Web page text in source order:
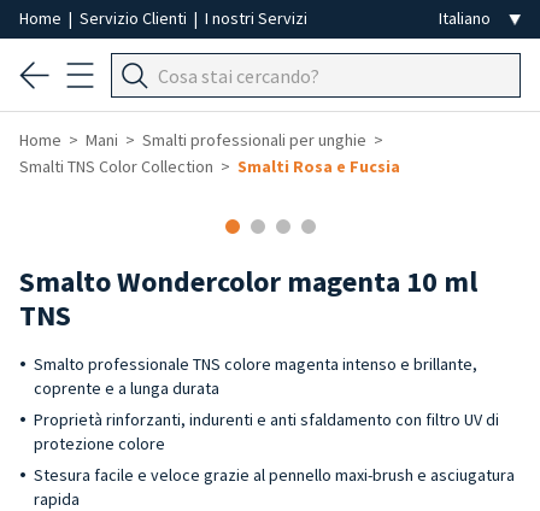
Home | Servizio Clienti | I nostri Servizi
Home Mani
Smalti professionali per unghie
Smalti TNS Color Collection
Smalti Rosa e Fucsia
Smalto Wondercolor magenta 10 ml
TNS
Smalto professionale TNS colore magenta intenso e brillante,
coprente e a lunga durata
Proprietà rinforzanti, indurenti e anti sfaldamento con filtro UV di
protezione colore
Stesura facile e veloce grazie al pennello maxi-brush e asciugatura
rapida